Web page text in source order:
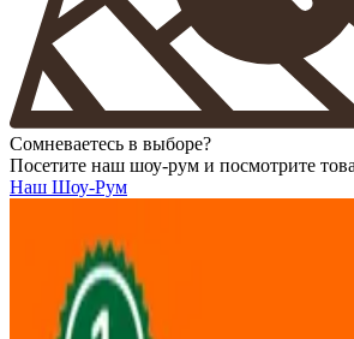
Сомневаетесь в выборе?
Посетите наш шоу-рум и посмотрите
Наш Шоу-Рум